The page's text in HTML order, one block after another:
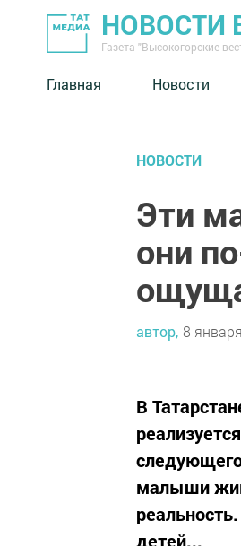
НОВОСТИ
Газета "Высокогорские
Главная Новости
НОВОСТИ
Эти
они
автор, 8
В
малыши
детей...